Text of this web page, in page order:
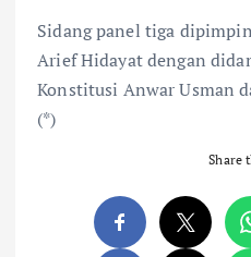
Sidang panel tiga
Arief Hidayat dengan
Konstitusi Anwar Usman
(*)
Share